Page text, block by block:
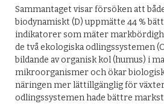
Sammantaget visar försöken att
biodynamiskt (D) uppmätte 44 %
indikatorer som mäter
de två ekologiska odlingssystemen
bildande av organisk kol (humus) i
mikroorganismer och ökar
näringen mer lättillgänglig för
odlingssystemen hade bättre